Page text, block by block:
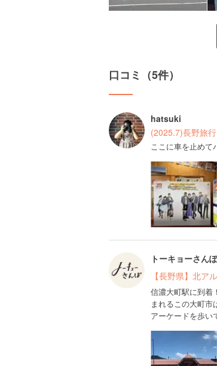
口コミ（5件）
hatsuki
(2025.7)長野旅行
ここに車を止めて
トーキョーさんぽ
【長野県】北
信濃大町駅に到着
まれるこの大町
アーケードを歩い